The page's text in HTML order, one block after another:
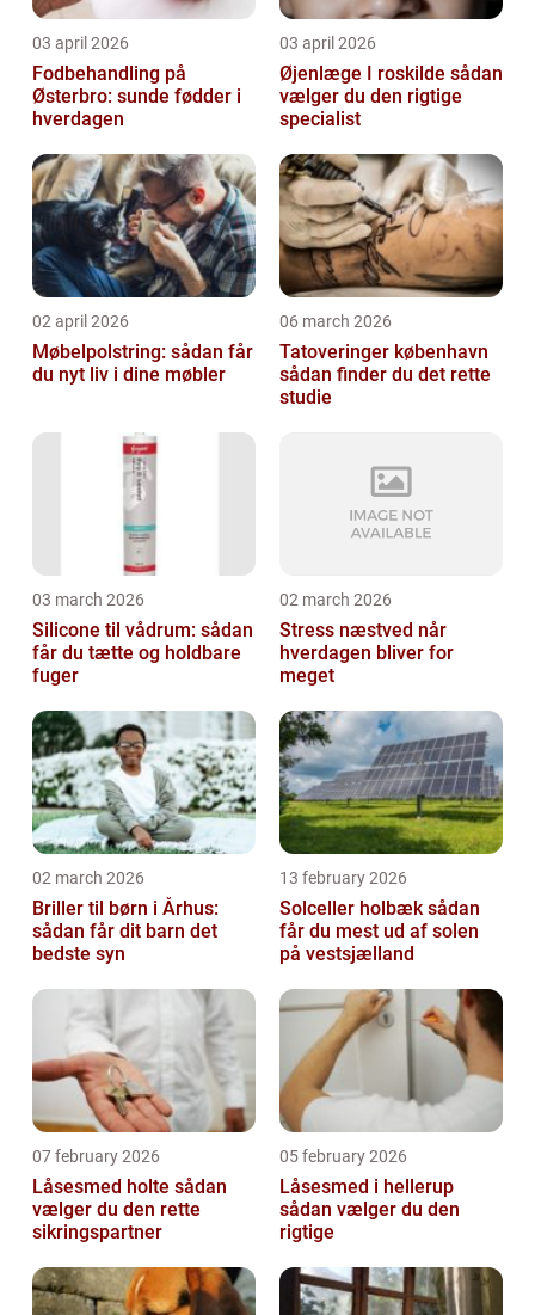
03 april 2026
Fodbehandling på
Østerbro: sunde fødder i
hverdagen
03 april 2026
Øjenlæge I roskilde sådan
vælger du den rigtige
specialist
02 april 2026
Møbelpolstring: sådan får
du nyt liv i dine møbler
06 march 2026
Tatoveringer københavn
sådan finder du det rette
studie
03 march 2026
Silicone til vådrum: sådan
får du tætte og holdbare
fuger
02 march 2026
Stress næstved når
hverdagen bliver for
meget
02 march 2026
Briller til børn i Århus:
sådan får dit barn det
bedste syn
13 february 2026
Solceller holbæk sådan
får du mest ud af solen
på vestsjælland
07 february 2026
Låsesmed holte sådan
vælger du den rette
sikringspartner
05 february 2026
Låsesmed i hellerup
sådan vælger du den
rigtige